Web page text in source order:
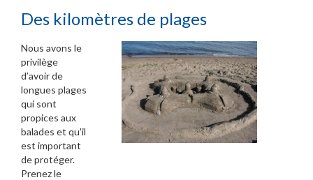
Des kilomètres de plages
Nous avons le
privilège
d’avoir de
longues plages
qui sont
propices aux
balades et qu'il
est important
de protéger.
Prenez le